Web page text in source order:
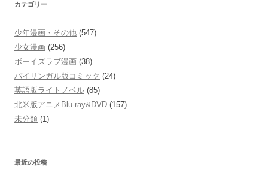
カテゴリー
少年漫画・その他 (547)
少女漫画 (256)
ボーイズラブ漫画 (38)
バイリンガル版コミック (24)
英語版ライトノベル (85)
北米版アニメBlu-ray&DVD (157)
未分類 (1)
最近の投稿